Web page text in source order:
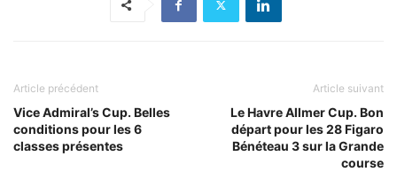
Article précédent
Vice Admiral’s Cup. Belles
conditions pour les 6
classes présentes
Article suivant
Le Havre Allmer Cup. Bon
départ pour les 28 Figaro
Bénéteau 3 sur la Grande
course